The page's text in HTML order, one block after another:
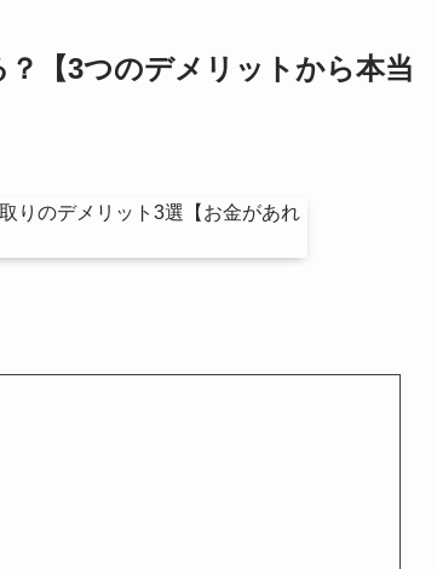
【3つのデメリットから本当